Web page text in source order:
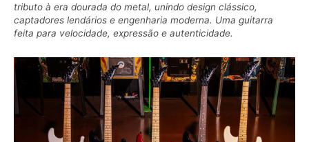
tributo à era dourada do metal, unindo design clássico,
captadores lendários e engenharia moderna. Uma guitarra
feita para velocidade, expressão e autenticidade.